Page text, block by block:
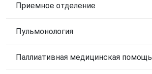
Приемное отделение
Пульмонология
Паллиативная медицинская помощь